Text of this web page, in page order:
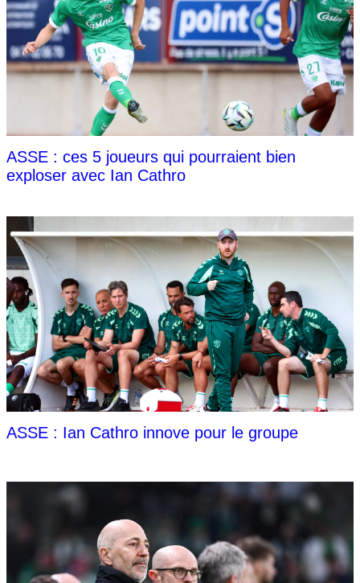
ASSE : ces 5 joueurs qui pourraient bien
exploser avec Ian Cathro
ASSE : Ian Cathro innove pour le groupe